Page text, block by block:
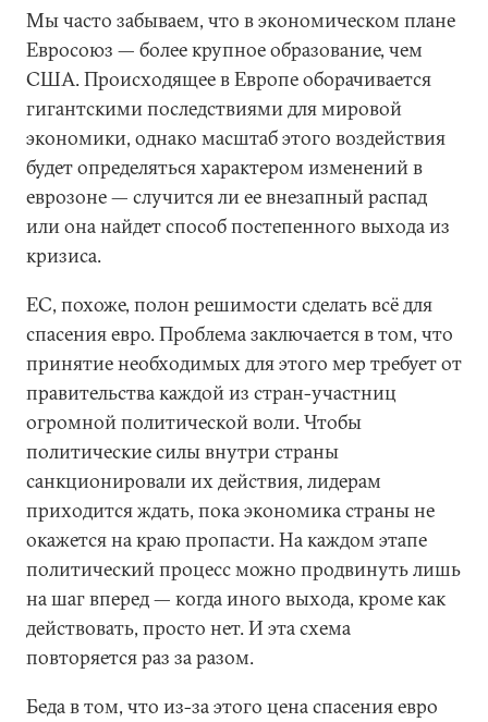
Мы часто забываем, что в экономическом плане
Евросоюз — более крупное образование, чем
США. Происходящее в Европе оборачивается
гигантскими последствиями для мировой
экономики, однако масштаб этого воздействия
будет определяться характером изменений в
еврозоне — случится ли ее внезапный распад
или она найдет способ постепенного выхода из
кризиса.
ЕС, похоже, полон решимости сделать всё для
спасения евро. Проблема заключается в том, что
принятие необходимых для этого мер требует от
правительства каждой из стран-участниц
огромной политической воли. Чтобы
политические силы внутри страны
санкционировали их действия, лидерам
приходится ждать, пока экономика страны не
окажется на краю пропасти. На каждом этапе
политический процесс можно продвинуть лишь
на шаг вперед — когда иного выхода, кроме как
действовать, просто нет. И эта схема
повторяется раз за разом.
Беда в том, что из-за этого цена спасения евро